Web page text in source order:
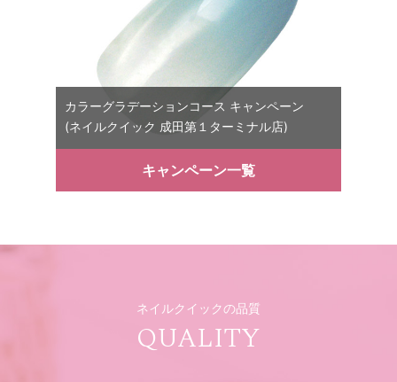
カラーグラデーションコース キャンペーン
(ネイルクイック 成田第１ターミナル店)
キャンペーン一覧
ネイルクイックの品質
QUALITY